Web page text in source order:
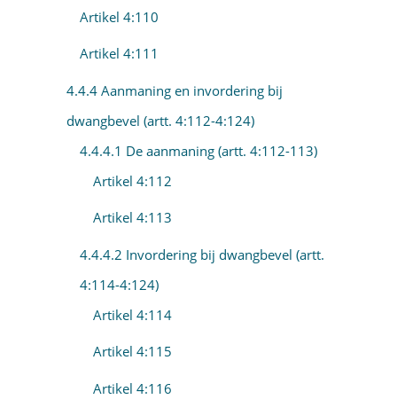
Artikel 4:110
Artikel 4:111
4.4.4 Aanmaning en invordering bij
dwangbevel (artt. 4:112-4:124)
4.4.4.1 De aanmaning (artt. 4:112-113)
Artikel 4:112
Artikel 4:113
4.4.4.2 Invordering bij dwangbevel (artt.
4:114-4:124)
Artikel 4:114
Artikel 4:115
Artikel 4:116